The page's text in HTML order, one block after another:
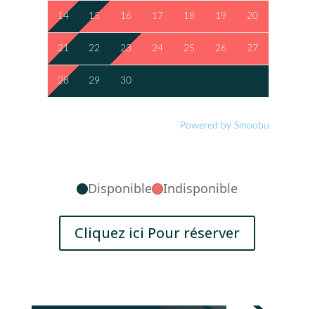
14 15 16 17 18 19 20
21 22 23 24 25 26 27
28 29 30
Powered by Smoobu
Disponible Indisponible
Cliquez ici Pour réserver